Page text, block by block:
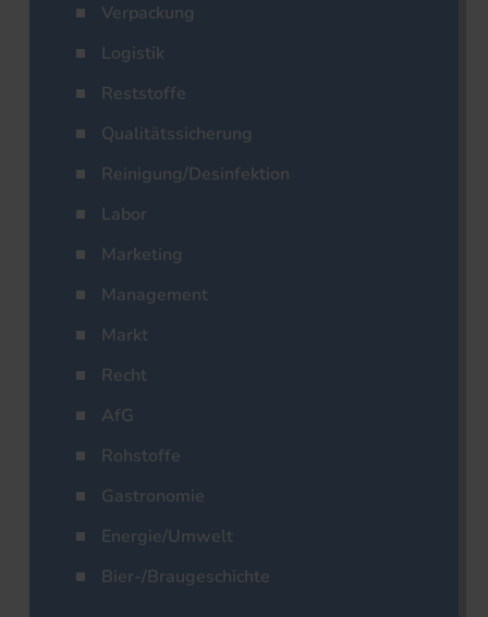
Verpackung
Logistik
Reststoffe
Qualitätssicherung
Reinigung/Desinfektion
Labor
Marketing
Management
Markt
Recht
AfG
Rohstoffe
Gastronomie
Energie/Umwelt
Bier-/Braugeschichte